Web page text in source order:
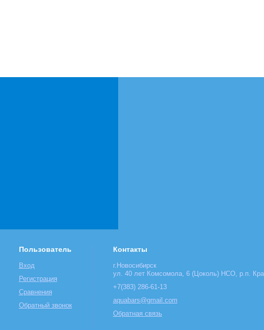
Пользователь
Вход
Регистрация
Сравнения
Обратный звонок
Контакты
г.Новосибирск
ул. 40 лет Комсомола, 6 (Цоколь) НСО, р.п.
+7(383) 286-61-13
aquabars@gmail.com
Обратная связь